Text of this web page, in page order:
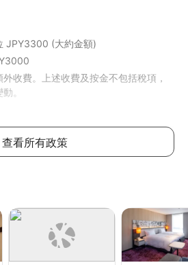
JPY3300 (大約金額)
收費。上述收費及按金不包括稅項，
。
拉利亞西鐵酒店的旅客可到餐廳飽餐一
每日 07:00 至 10:00 供應自助早餐，費
查看所有政策